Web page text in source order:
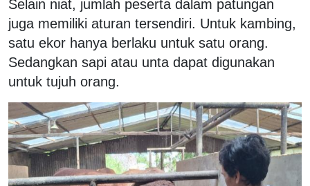
Selain niat, jumlah peserta dalam patungan
juga memiliki aturan tersendiri. Untuk kambing,
satu ekor hanya berlaku untuk satu orang.
Sedangkan sapi atau unta dapat digunakan
untuk tujuh orang.